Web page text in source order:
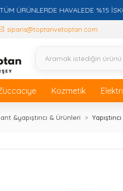
HAVALEDE %15
siparis@toptanvetoptan.com
Kozmetik
&yapıştırıcı & Ürünleri Yapıştırıcı